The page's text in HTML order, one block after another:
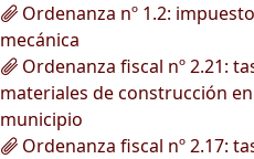
Ordenanza nº 1.2:
mecánica
Ordenanza fiscal nº 2.21:
materiales de construcción
municipio
Ordenanza fiscal nº 2.17: